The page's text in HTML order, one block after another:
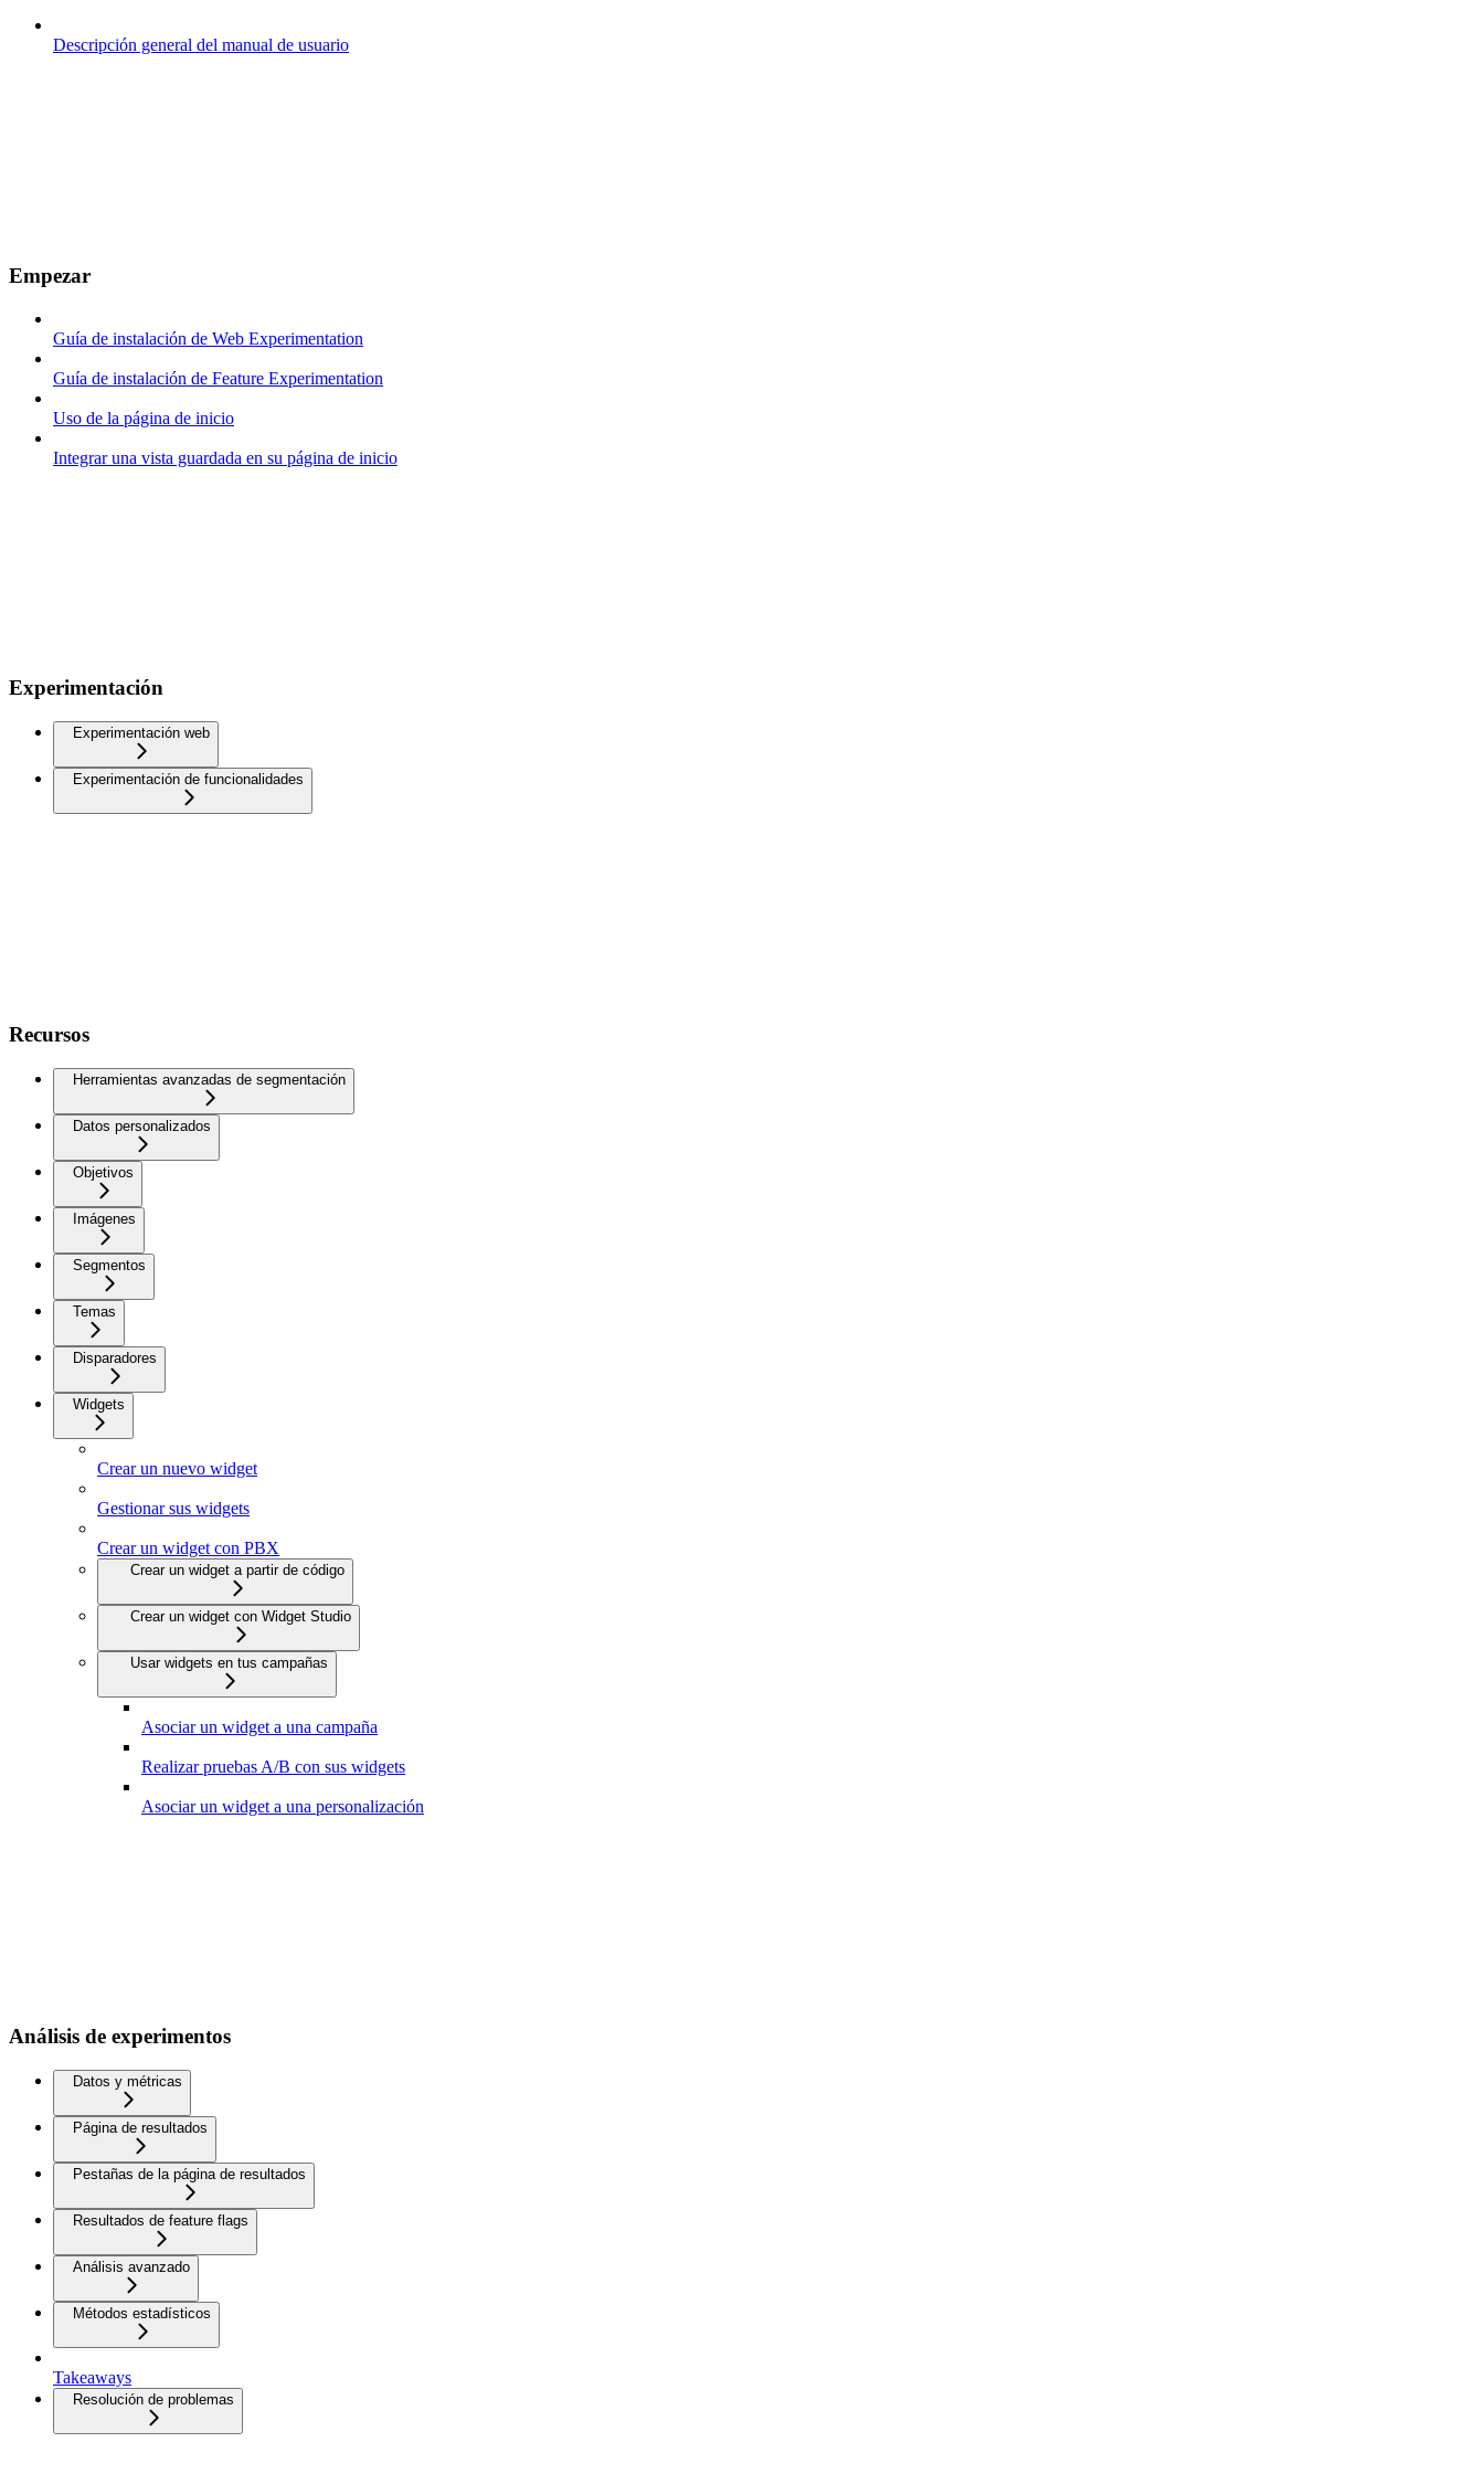
Descripción general del manual de usuario
Empezar
Guía de instalación de Web Experimentation
Guía de instalación de Feature Experimentation
Uso de la página de inicio
Integrar una vista guardada en su página de inicio
Experimentación
Experimentación web
Experimentación de funcionalidades
Recursos
Herramientas avanzadas de segmentación
Datos personalizados
Objetivos
Imágenes
Segmentos
Temas
Disparadores
Widgets
Crear un nuevo widget
Gestionar sus widgets
Crear un widget con PBX
Crear un widget a partir de código
Crear un widget con Widget Studio
Usar widgets en tus campañas
Asociar un widget a una campaña
Realizar pruebas A/B con sus widgets
Asociar un widget a una personalización
Análisis de experimentos
Datos y métricas
Página de resultados
Pestañas de la página de resultados
Resultados de feature flags
Análisis avanzado
Métodos estadísticos
Takeaways
Resolución de problemas